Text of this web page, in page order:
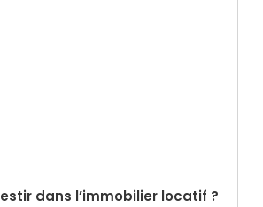
dans l’immobilier locatif ?